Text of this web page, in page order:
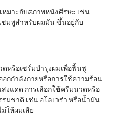
มาะกับสภาพหนังศีรษะ เช่น
มพูสำหรับผมมัน ขึ้นอยู่กับ
หรือเซรั่มบำรุงผมเพื่อฟื้นฟู
กกำลังกายหรือการใช้ความร้อน
งแดด การเลือกใช้ครีมนวดหรือ
ชาติ เช่น อโลเวร่า หรือน้ำมัน
ให้ผมเสีย